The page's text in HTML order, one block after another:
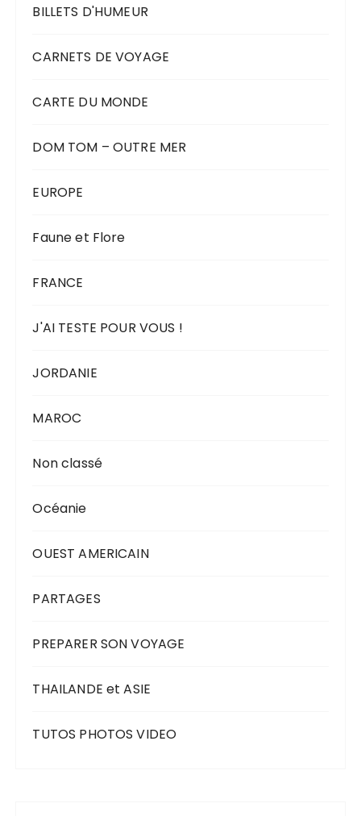
BILLETS D'HUMEUR
CARNETS DE VOYAGE
CARTE DU MONDE
DOM TOM – OUTRE MER
EUROPE
Faune et Flore
FRANCE
J'AI TESTE POUR VOUS !
JORDANIE
MAROC
Non classé
Océanie
OUEST AMERICAIN
PARTAGES
PREPARER SON VOYAGE
THAILANDE et ASIE
TUTOS PHOTOS VIDEO